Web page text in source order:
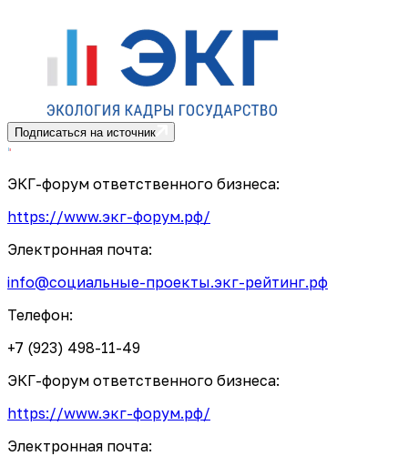
Подписаться на источник
ЭКГ-форум ответственного бизнеса:
https://www.экг-форум.рф/
Электронная почта:
info@социальные-проекты.экг-рейтинг.рф
Телефон:
+7 (923) 498-11-49
ЭКГ-форум ответственного бизнеса:
https://www.экг-форум.рф/
Электронная почта: